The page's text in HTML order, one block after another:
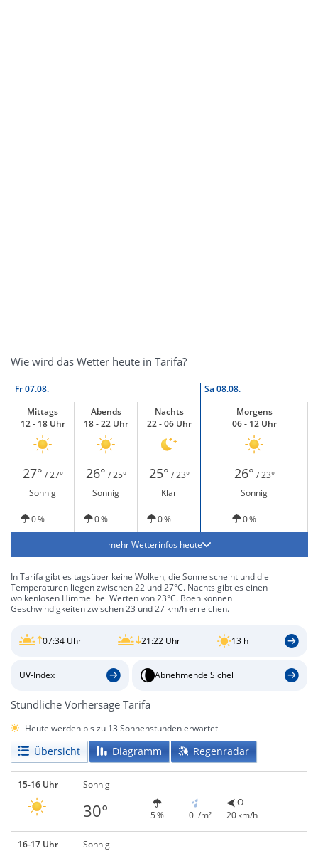
Wie wird das Wetter heute in Tarifa?
Fr07.08. Sa 08.08.
Mittags
12 - 18 Uhr
Abends
18 - 22 Uhr
Nachts
22 - 06 Uhr
Morgens
06 - 12 Uhr
27° / 27° 26° / 25° 25° / 23° 26° / 23°
Sonnig
Sonnig Klar Sonnig
0 % 0 % 0 % 0 %
mehr Wetterinfos heute
In Tarifa gibt es tagsüber keine Wolken, die Sonne scheint und die
Temperaturen liegen zwischen 22 und 27°C. Nachts gibt es einen
wolkenlosen Himmel bei Werten von 23°C. Böen können
Geschwindigkeiten zwischen 23 und 27 km/h erreichen.
07:34 Uhr 21:22 Uhr 13 h
UV-Index Abnehmende Sichel
Stündliche Vorhersage Tarifa
Heute werden bis zu 13 Sonnenstunden erwartet
Übersicht Diagramm Regenradar
15-16 Uhr Sonnig
30° 5 % 0 l/m²
O
20 km/h
16-17 Uhr Sonnig